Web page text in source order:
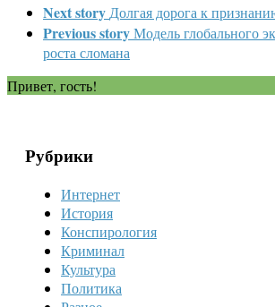
Next story Долгая дорога к
Previous storyМодель глобального
роста сломана
Привет, гость!
Рубрики
Интернет
История
Конспирология
Криминал
Культура
Политика